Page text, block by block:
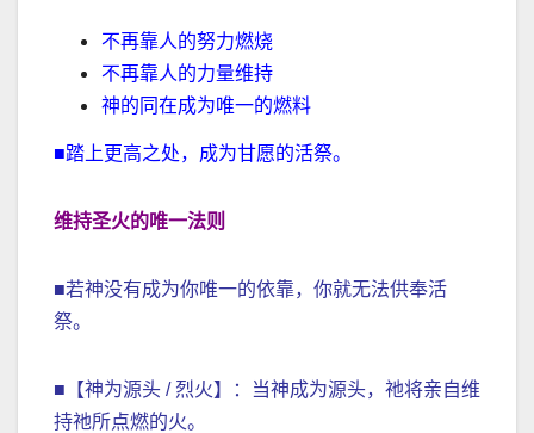
不再靠人的努力燃烧
不再靠人的力量维持
神的同在成为唯一的燃料
■踏上更高之处，成为甘愿的活祭。
维持圣火的唯一法则
■若神没有成为你唯一的依靠，你就无法供奉活
祭。
■【神为源头 / 烈火】：当神成为源头，祂将亲自维
持祂所点燃的火。